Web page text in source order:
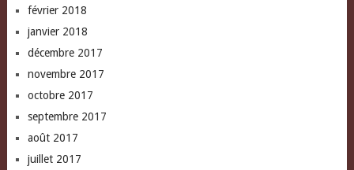
février 2018
janvier 2018
décembre 2017
novembre 2017
octobre 2017
septembre 2017
août 2017
juillet 2017